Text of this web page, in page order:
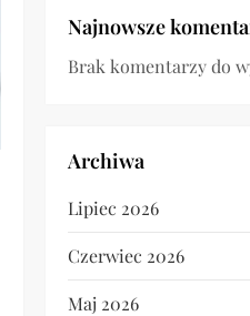
Najnowsze
Brak komentarzy do
Archiwa
Lipiec 2026
Czerwiec 2026
Maj 2026